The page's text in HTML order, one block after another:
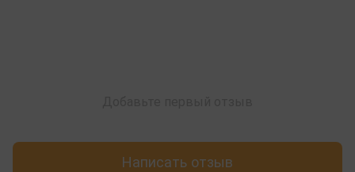
Написать отзыв